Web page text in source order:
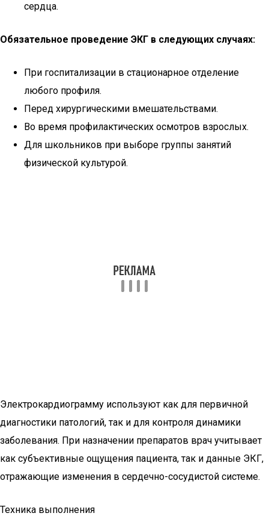
сердца.
Обязательное проведение ЭКГ в следующих случаях:
При госпитализации в стационарное отделение
любого профиля.
Перед хирургическими вмешательствами.
Во время профилактических осмотров взрослых.
Для школьников при выборе группы занятий
физической культурой.
Электрокардиограмму используют как для первичной
диагностики патологий, так и для контроля динамики
заболевания. При назначении препаратов врач учитывает
как субъективные ощущения пациента, так и данные ЭКГ,
отражающие изменения в сердечно-сосудистой системе.
Техника выполнения